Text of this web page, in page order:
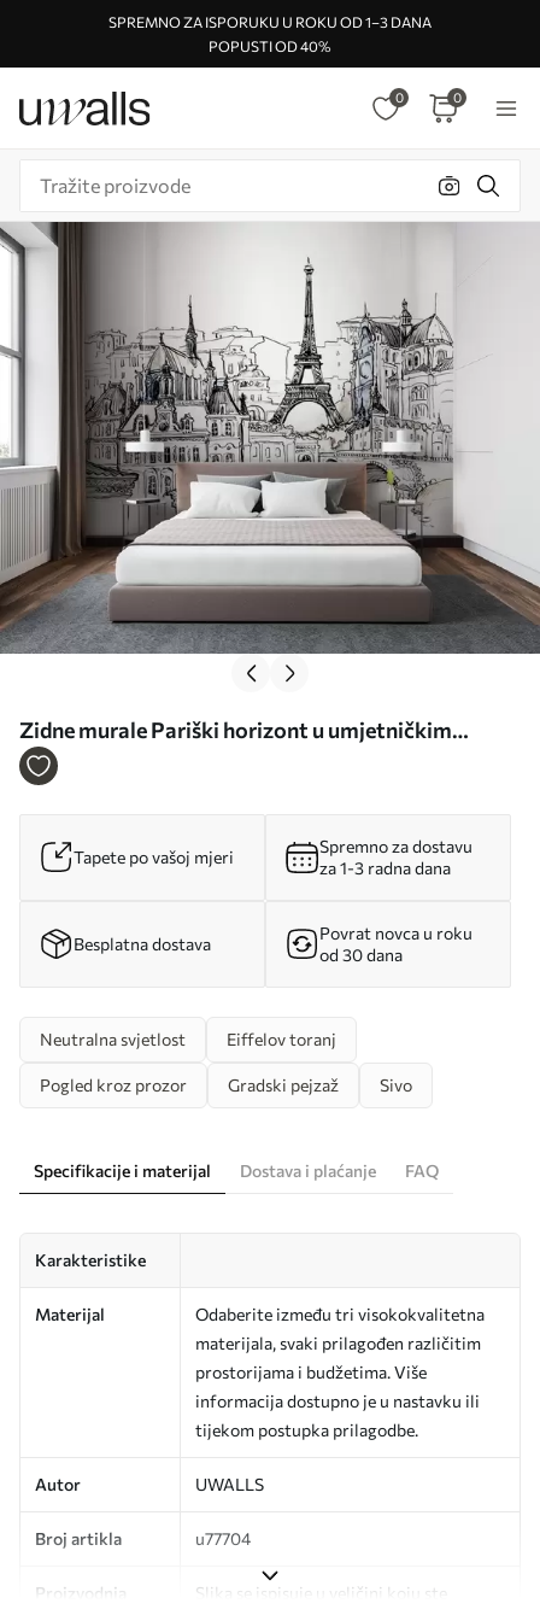
SPREMNO ZA ISPORUKU U ROKU OD 1–3 DANA
POPUSTI OD 40%
0 0
Zidne murale Pariški horizont u umjetničkim
obrisima br. u77704
Tapete po vašoj mjeri
Spremno za dostavu
za 1-3 radna dana
Besplatna dostava
Povrat novca u roku
od 30 dana
Neutralna svjetlost Eiffelov toranj
Pogled kroz prozor Gradski pejzaž Sivo
Specifikacije i materijal Dostava i plaćanje FAQ
Karakteristike
Materijal
Odaberite između tri visokokvalitetna
materijala, svaki prilagođen različitim
prostorijama i budžetima. Više
informacija dostupno je u nastavku ili
tijekom postupka prilagodbe.
Autor UWALLS
Broj artikla u77704
Proizvodnja
Slika se ispisuje u veličini koju ste